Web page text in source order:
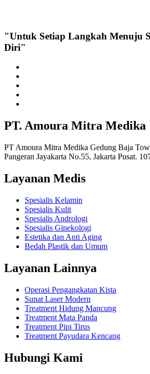
"Untuk Setiap Langkah Menuju
Diri"
PT. Amoura Mitra Medika
PT Amoura Mitra Medika Gedung Baja
Pangeran Jayakarta No.55, Jakarta Pusat.
Layanan Medis
Spesialis Kelamin
Spesialis Kulit
Spesialis Andrologi
Spesialis Ginekologi
Estetika dan Anti Aging
Bedah Plastik dan Umum
Layanan Lainnya
Operasi Pengangkatan Kista
Sunat Laser Modern
Treatment Hidung Mancung
Treatment Mata Panda
Treatment Pipi Tirus
Treatment Payudara Kencang
Hubungi Kami